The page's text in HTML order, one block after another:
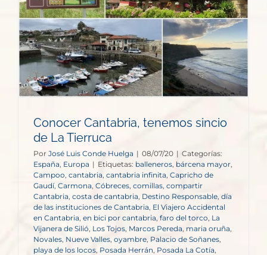
Conocer Cantabria, tenemos sincio
de La Tierruca
Por José Luis Conde Huelga | 08/07/20 | Categorías:
España Europa | Etiquetas: balleneros bárcena mayor
Campoo cantabria cantabria infinita Capricho de
Gaudí, Carmona Cóbreces comillas compartir
Cantabria costa de cantabria Destino Responsable, día
de las instituciones de Cantabria El Viajero Accidental
en Cantabria en bici por cantabria, faro del torco, La
Vijanera de Silió, Los Tojos Marcos Pereda, maria oruña
Novales Nueve Valles oyambre Palacio de Soñanes
playa de los locos Posada Herrán Posada La Cotía